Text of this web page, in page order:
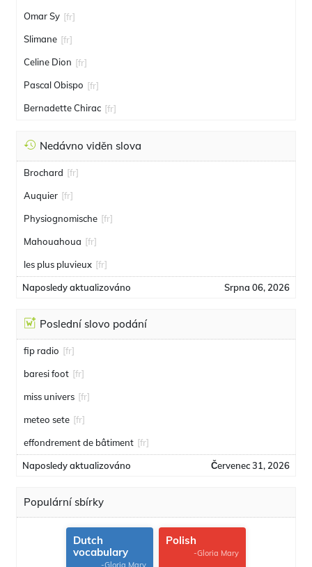
Omar Sy [fr]
Slimane [fr]
Celine Dion [fr]
Pascal Obispo [fr]
Bernadette Chirac [fr]
Nedávno viděn slova
Brochard [fr]
Auquier [fr]
Physiognomische [fr]
Mahouahoua [fr]
les plus pluvieux [fr]
Naposledy aktualizováno Srpna 06, 2026
Poslední slovo podání
fip radio [fr]
baresi foot [fr]
miss univers [fr]
meteo sete [fr]
effondrement de bâtiment [fr]
Naposledy aktualizováno Červenec 31, 2026
Populární sbírky
Dutch
vocabulary
-Gloria Mary
Polish
-Gloria Mary